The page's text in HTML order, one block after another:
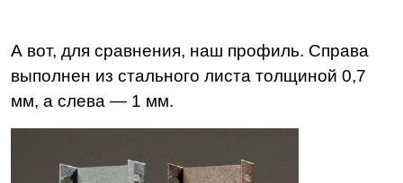
А вот, для сравнения, наш профиль. Справа
выполнен из стального листа толщиной 0,7
мм, а слева — 1 мм.